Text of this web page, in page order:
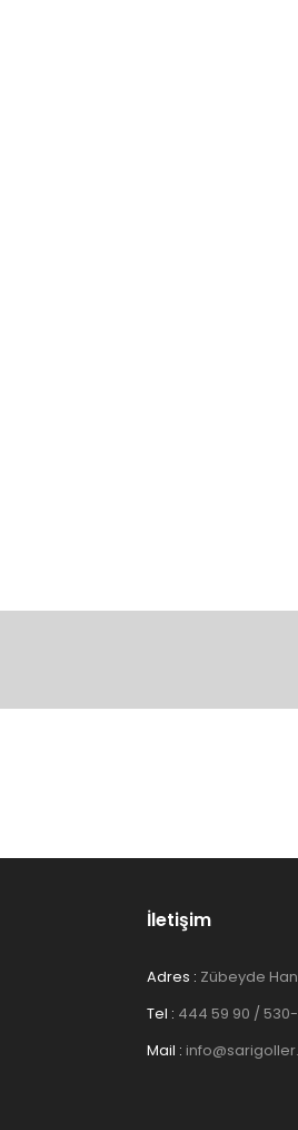
İletişim
Adres : Zübeyde
Tel : 444 59 90 /
Mail :